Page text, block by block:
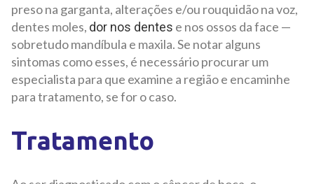
preso na garganta, alterações e/ou rouquidão na voz,
dentes moles, dor nos dentes e nos ossos da face —
sobretudo mandíbula e maxila. Se notar alguns
sintomas como esses, é necessário procurar um
especialista para que examine a região e encaminhe
para tratamento, se for o caso.
Tratamento